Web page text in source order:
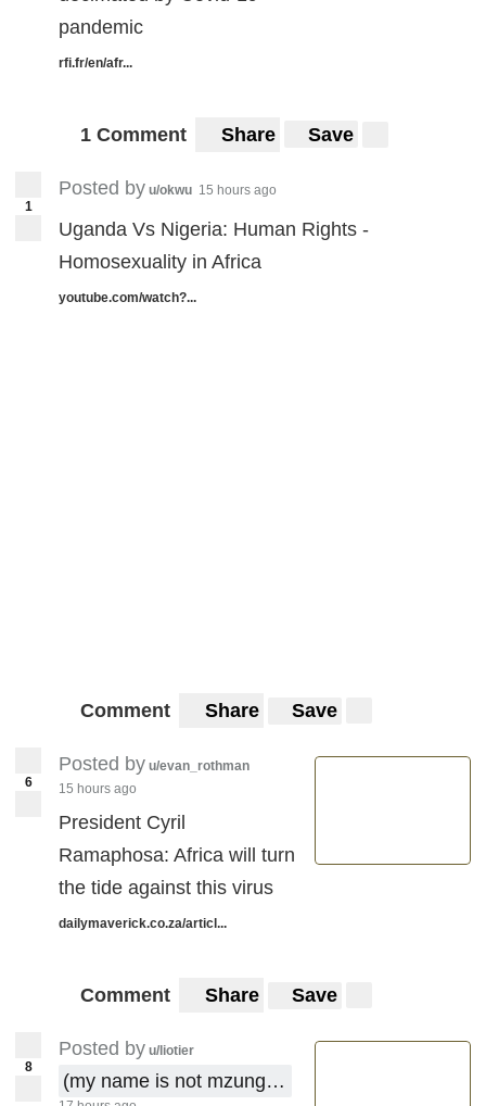
pandemic
rfi.fr/en/afr...
1 Comment Share Save
1
Posted by u/okwu 15 hours ago
Uganda Vs Nigeria: Human Rights -
Homosexuality in Africa
youtube.com/watch?...
Comment Share Save
6
Posted by u/evan_rothman
15 hours ago
President Cyril
Ramaphosa: Africa will turn
the tide against this virus
dailymaverick.co.za/articl...
Comment Share Save
8
Posted by u/liotier
(my name is not mzungu !)